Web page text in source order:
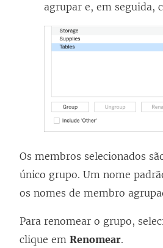
agrupar e, em seguida,
Os membros selecionados
único grupo. Um nome
os nomes de membro
Para renomear o grupo,
clique em Renomear.